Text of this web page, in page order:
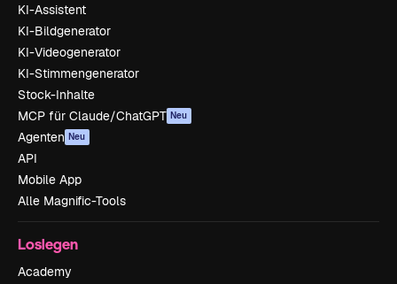
KI-Assistent
KI-Bildgenerator
KI-Videogenerator
KI-Stimmengenerator
Stock-Inhalte
MCP für Claude/ChatGPT Neu
Agenten Neu
API
Mobile App
Alle Magnific-Tools
Loslegen
Academy